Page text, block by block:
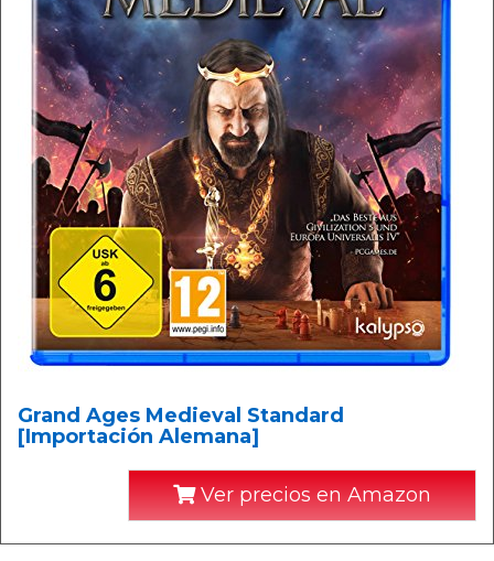
Grand Ages Medieval Standard
[Importación Alemana]
Ver precios en Amazon